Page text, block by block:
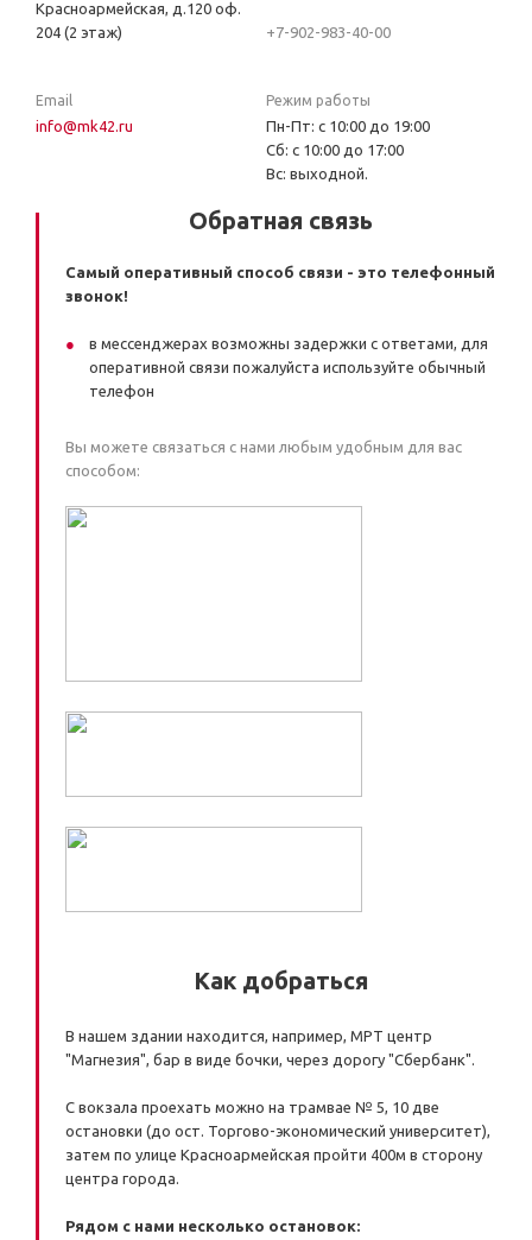
Красноармейская, д.120 оф.
204 (2 этаж)
+7-902-983-40-00
Email
info@mk42.ru
Режим работы
Пн-Пт: с 10:00 до 19:00
Сб: с 10:00 до 17:00
Вс: выходной.
Обратная связь
Самый оперативный способ связи - это телефонный
звонок!
в мессенджерах возможны задержки с ответами, для
оперативной связи пожалуйста используйте обычный
телефон
Вы можете связаться с нами любым удобным для вас
способом:
Как добраться
В нашем здании находится, например, МРТ центр
"Магнезия", бар в виде бочки, через дорогу "Сбербанк".
С вокзала проехать можно на трамвае № 5, 10 две
остановки (до ост. Торгово-экономический университет),
затем по улице Красноармейская пройти 400м в сторону
центра города.
Рядом с нами несколько остановок: